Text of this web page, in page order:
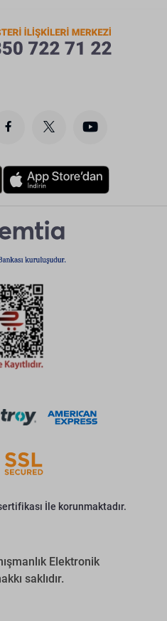
İle korunmaktadır.
Elektronik
saklıdır.